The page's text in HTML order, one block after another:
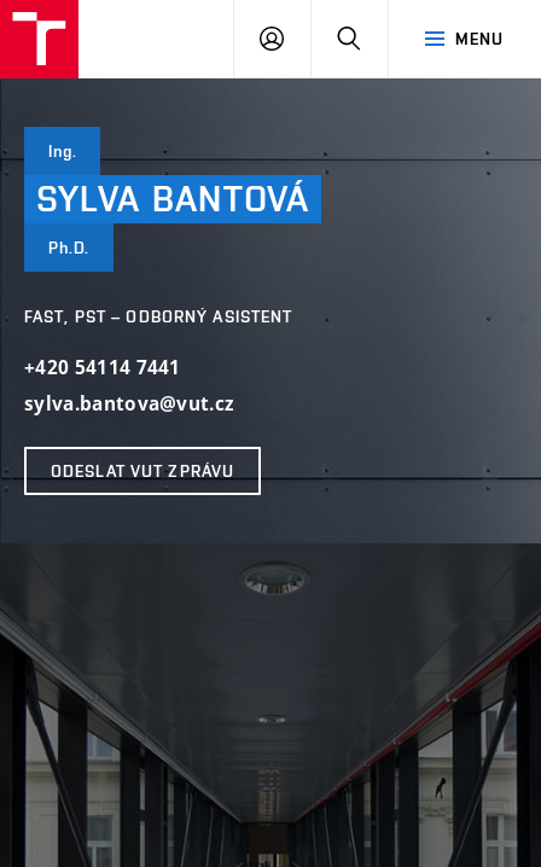
MENU
PŘIHLÁSIT
Ing.
SYLVA BANTOVÁ
Ph.D.
FAST, PST – ODBORNÝ ASISTENT
+420 54114 7441
sylva.bantova@vut.cz
ODESLAT VUT ZPRÁVU